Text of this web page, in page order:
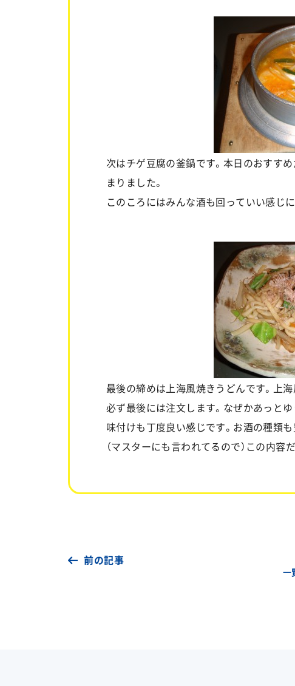
次はチゲ豆腐の釜鍋です。本日のおすす
まりました。
このころにはみんな酒も回っていい感じ
最後の締めは上海風焼きうどんです。上
必ず最後には注文します。なぜかあっと
味付けも丁度良い感じです。お酒の種類
（マスターにも言われてるので）この内
前の記事
一